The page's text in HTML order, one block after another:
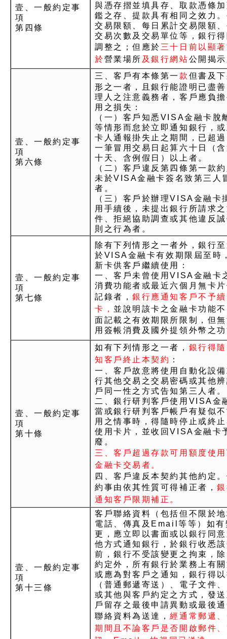
壹、一般約定事
項
第四條
與憑存摺並填具存、取款憑條
鑑之存、提款具有相同之效力
交易限額、每日累計交易限額
交易次數及交易單位等，銀行
調整之；但應於 三十日前以顯
於營業場所 及銀行網站公開揭
壹、一般約定事
項
第六條
三、客戶有本條第一款 但書及
形之一者，且銀行能證明已盡
理人之注意義務者，客戶應負
用之損失：
（一）客戶知悉VISA金融卡脫
等情形而怠於立即通知銀行，
卡人通報掛失止之期間，已超
一筆冒用交易日起算六十日（
十天、含例假日）以上者。
（二）客戶違反第四條第一款
未於VISA金融卡簽名致第三人
者。
（三）客戶於辦理VISA金融卡
用手續後，未提出銀行所請求
件、拒絕協助調查或其他違反
則之行為者。
壹、一般約定事
項
第七條
除有下列情形之一者外，銀行
於VISA金融卡有效期限屆至時
新卡供客戶繼續使用：
一、客戶未曾使用VISA金融卡
消費功能者或最近六個月無卡
記錄者，銀行應通知客戶不予
卡， 並說明該卡之金融卡功能
面記載之有效期限所限制，但
用簽帳消費及國外提領外幣之
壹、一般約定事
項
第十條
如有下列情形之一者， 銀行得
知客戶終止本契約 ：
一、客戶故意將使用自動化設
行其他交易之交易密碼或其他
戶同一性之方式告知第三人者。
二、銀行研判客戶使用VISA金
當或銀行研判客戶帳戶有疑似
用之情事時，得隨時停止或終
使用卡片，並收回VISA金融卡
廢。
三、客戶超過存款可用額度使
金融卡交易者。
四、客戶違反本契約其他約定
約事由依其性質可得補正者，
通知客戶限期補正。
壹、一般約定事
項
第十三條
客戶聯絡資料（包括但不限於
電話、傳真及Email等等）如有
更，應立即以書面或以銀行同
他方式通知銀行，於銀行收悉
前，銀行不受該變更之拘束，
約定外，所有銀行於業務上有
或應為對客戶之通知，銀行得
（普通郵遞寄送）、電子文件
或其他與客戶約定之方式，發
戶留存之最後申請異動或最後
聯絡資料為送達，經通常郵遞
期間且不論客戶是否開啟郵件